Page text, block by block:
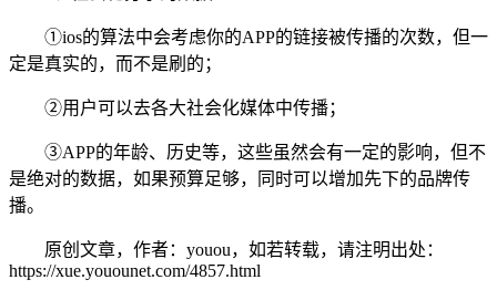
①ios的算法中会考虑你的APP的链接被传播的次数，但一
定是真实的，而不是刷的；
②用户可以去各大社会化媒体中传播；
③APP的年龄、历史等，这些虽然会有一定的影响，但不
是绝对的数据，如果预算足够，同时可以增加先下的品牌传
播。
原创文章，作者：youou，如若转载，请注明出处：
https://xue.youounet.com/4857.html